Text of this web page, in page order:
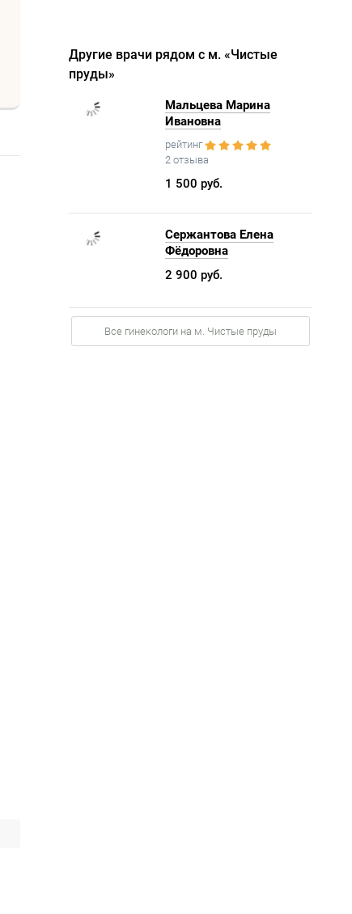
Другие врачи рядом с м. «Чистые
пруды»
Мальцева Марина
Ивановна
рейтинг
2 отзыва
1 500 руб.
Сержантова Елена
Фёдоровна
2 900 руб.
Все гинекологи на м. Чистые пруды